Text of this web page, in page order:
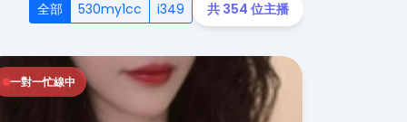
全部 530my1cc i349 共 354 位主播
一對一忙線中